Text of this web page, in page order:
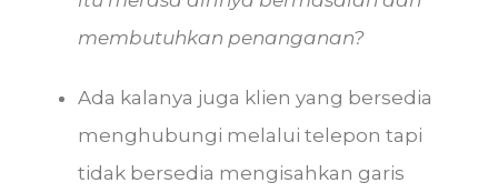
membutuhkan penanganan?
Ada kalanya juga klien yang bersedia
menghubungi melalui telepon tapi
tidak bersedia mengisahkan garis